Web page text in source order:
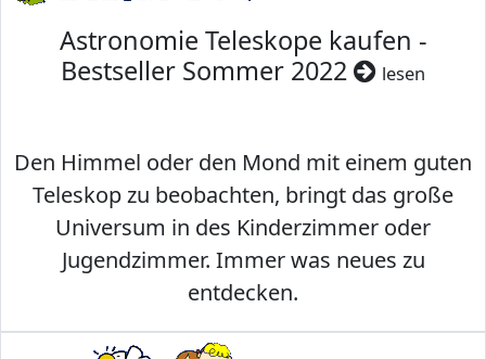
Astronomie Teleskope kaufen -
Bestseller Sommer 2022
lesen
Den Himmel oder den Mond mit einem guten
Teleskop zu beobachten, bringt das große
Universum in des Kinderzimmer oder
Jugendzimmer. Immer was neues zu
entdecken.